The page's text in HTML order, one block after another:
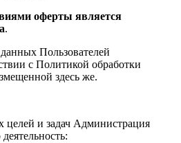
оферты является
.
Пользователей
с Политикой обработки
здесь же.
целей и задач Администрация